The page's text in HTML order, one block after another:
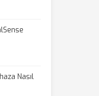
Nasıl